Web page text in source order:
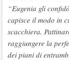
“Eugenia gli
capisce il modo in
scacchiera.
raggiungere la
dei piani di